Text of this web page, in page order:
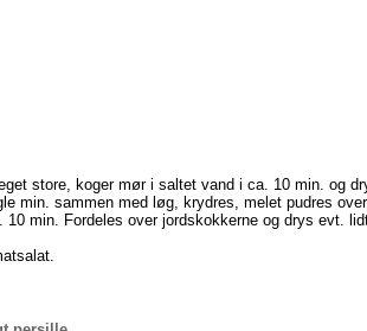
store, koger mør i saltet vand i ca. 10 min. og
min. sammen med løg, krydres, melet pudres
min. Fordeles over jordskokkerne og drys evt.